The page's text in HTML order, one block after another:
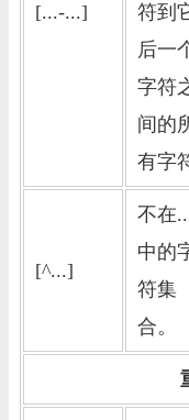
[...-...]
符到
后一
字符
间的
有字
[^...]
不在
中的
符集
合。